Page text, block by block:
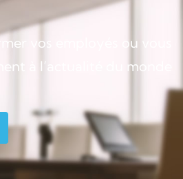
vos employés ou vous
à l’actualité du monde